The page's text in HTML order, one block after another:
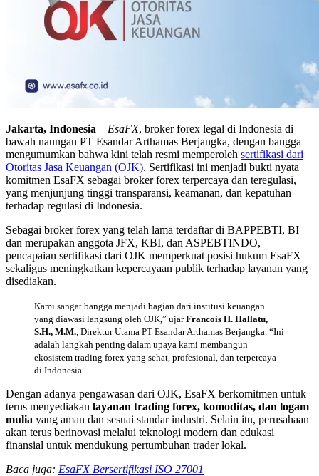
Jakarta, Indonesia – EsaFX, broker forex legal di Indonesia di
bawah naungan PT Esandar Arthamas Berjangka, dengan bangga
mengumumkan bahwa kini telah resmi memperoleh sertifikasi dari
Otoritas Jasa Keuangan (OJK). Sertifikasi ini menjadi bukti nyata
komitmen EsaFX sebagai broker forex terpercaya dan teregulasi,
yang menjunjung tinggi transparansi, keamanan, dan kepatuhan
terhadap regulasi di Indonesia.
Sebagai broker forex yang telah lama terdaftar di BAPPEBTI, BI
dan merupakan anggota JFX, KBI, dan ASPEBTINDO,
pencapaian sertifikasi dari OJK memperkuat posisi hukum EsaFX
sekaligus meningkatkan kepercayaan publik terhadap layanan yang
disediakan.
Kami sangat bangga menjadi bagian dari institusi keuangan
yang diawasi langsung oleh OJK,” ujarFrancois H. Hallatu,
S.H., M.M. , Direktur Utama PT Esandar Arthamas Berjangka. “Ini
adalah langkah penting dalam upaya kami membangun
ekosistem trading forex yang sehat, profesional, dan terpercaya
di Indonesia.
Dengan adanya pengawasan dari OJK, EsaFX berkomitmen untuk
terus menyediakan layanan trading forex, komoditas, dan logam
mulia yang aman dan sesuai standar industri. Selain itu, perusahaan
akan terus berinovasi melalui teknologi modern dan edukasi
finansial untuk mendukung pertumbuhan trader lokal.
Baca juga: EsaFX Bersertifikasi ISO 27001